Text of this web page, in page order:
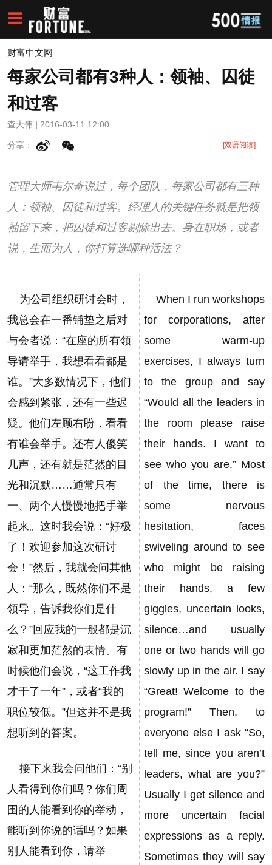
财富中文网
每家公司都有3种人：领袖、囚徒
和过客
查大伟 | 2016-03-11 12:00
分享： [双语阅读]
管理大师韦尔奇说过，每个团队，每家公司都有三种
人：领袖、囚徒和过客。经理人的关键任务就是把领
袖留下来，把囚徒和过客剔除出去。身在职场，或者
说，生而为人，你打算选哪种活法？
为公司组织研讨会时，
我总会在一番铺垫之后对
与会者说：“在座的所有领
导请举手，我想看看都是
谁。”大多数情况下，他们
会感到紧张，还有一些迟
疑。他们左顾右盼，看看
有谁会举手。还有人傻笑
几声，还有就是茫然的目
光和沉默……通常只有
一、两个人慢慢地把手举
起来。这时我会说：“好极
了！欢迎参加这次研讨
会！”然后，我就会问其他
人：“那么，既然你们不是
领导，告诉我你们是什
么？”回应我的一般都是沉
寂和更加茫然的表情。有
时候他们会说，“这工作我
才干了一年”，或者“我的
职位较低。”但这并不是我
想听到的答案。
接下来我会问他们：“别
人看得到你们吗？你们周
围的人能看到你的举动，
能听到你说的话吗？如果
别人能看到你，请举
When I run workshops
for corporations, after
some warm-up
exercises, I always turn
to the group and say
“Would all the leaders in
the room please raise
their hands. I want to
see who you are.” Most
of the time, there is
some nervous
hesitation, faces
swiveling around to see
who might be raising
their hands, a few
giggles, uncertain looks,
silence…and usually
one or two hands will go
slowly up in the air. I say
“Great! Welcome to the
program!” Then, to
everyone else I ask “So,
tell me, since you aren’t
leaders, what are you?”
Usually I get silence and
more uncertain facial
expressions as a reply.
Sometimes they will say